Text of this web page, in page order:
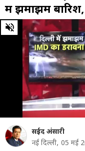
में झमाझम
0
of
minutes,
seconds
सईद अंसारी
नई दिल्ली, 05 मई